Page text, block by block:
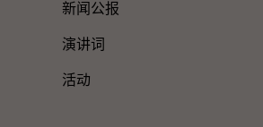
新闻公报
演讲词
活动